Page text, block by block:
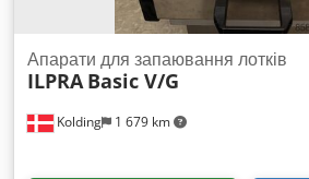
Kolding 1 679 km
Апарати для запаювання лотків
ILPRA Basic V/G